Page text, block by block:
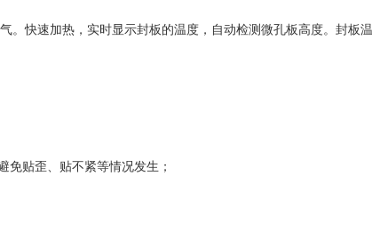
。快速加热，实时显示封板的温度，自动检测微孔板高度。封板
免贴歪、贴不紧等情况发生；